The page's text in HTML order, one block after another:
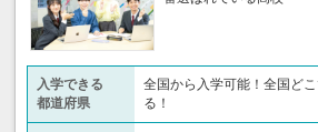
入学できる
都道府県
全国から入学可能！全国ど
る！